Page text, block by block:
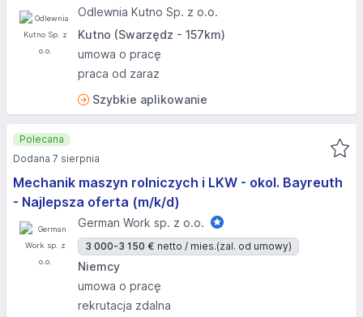
Odlewnia Kutno Sp. z o.o.
Kutno (Swarzędz - 157km)
umowa o pracę
praca od zaraz
Szybkie aplikowanie
Mechanik maszyn rolniczych i LKW - okol. Bayreuth
- Najlepsza oferta (m/k/d)
German Work sp. z o.o.
3 000-3 150 € netto / mies.(zal. od umowy)
Niemcy
umowa o pracę
rekrutacja zdalna
Polecana
Dodana 7 sierpnia